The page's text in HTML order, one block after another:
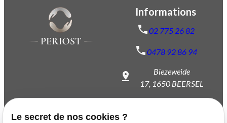
Informations
02 775 26 82
0478 92 86 94
Biezeweide
17, 1650 BEERSEL
Onze-Lieve-Vrouwstraat
Le secret de nos cookies ?